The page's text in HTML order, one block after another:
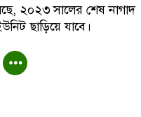
২০২৩ সালের শেষ নাগাদ
ছাড়িয়ে যাবে।